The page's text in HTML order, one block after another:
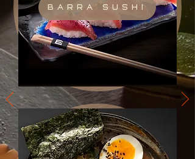
BARRA SUSHI